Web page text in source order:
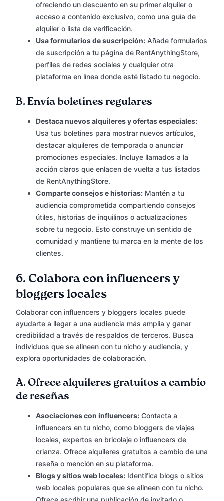
ofreciendo un descuento en su primer alquiler o
acceso a contenido exclusivo, como una guía de
alquiler o lista de verificación.
Usa formularios de suscripción: Añade formularios
de suscripción a tu página de RentAnythingStore,
perfiles de redes sociales y cualquier otra
plataforma en línea donde esté listado tu negocio.
B.Envía boletines regulares
Destaca nuevos alquileres y ofertas especiales:
Usa tus boletines para mostrar nuevos artículos,
destacar alquileres de temporada o anunciar
promociones especiales. Incluye llamados a la
acción claros que enlacen de vuelta a tus listados
de RentAnythingStore.
Comparte consejos e historias: Mantén a tu
audiencia comprometida compartiendo consejos
útiles, historias de inquilinos o actualizaciones
sobre tu negocio. Esto construye un sentido de
comunidad y mantiene tu marca en la mente de los
clientes.
6. Colabora con influencers y
bloggers locales
Colaborar con influencers y bloggers locales puede
ayudarte a llegar a una audiencia más amplia y ganar
credibilidad a través de respaldos de terceros. Busca
individuos que se alineen con tu nicho y audiencia, y
explora oportunidades de colaboración.
A.Ofrece alquileres gratuitos a cambio
de reseñas
Asociaciones con influencers: Contacta a
influencers en tu nicho, como bloggers de viajes
locales, expertos en bricolaje o influencers de
crianza. Ofrece alquileres gratuitos a cambio de una
reseña o mención en su plataforma.
Blogs y sitios web locales: Identifica blogs o sitios
web locales populares que se alineen con tu nicho.